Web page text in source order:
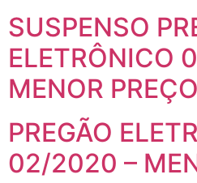
SUSPENSO
ELETRÔNICO
MENOR PREÇO
PREGÃO
02/2020 –